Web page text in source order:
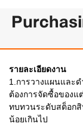
รายละเอียดงาน
1.การวางแผนและ
ต้องการจัดซื้อของ
ทบทวนระดับสต็อกสิ
น้อยเกินไป